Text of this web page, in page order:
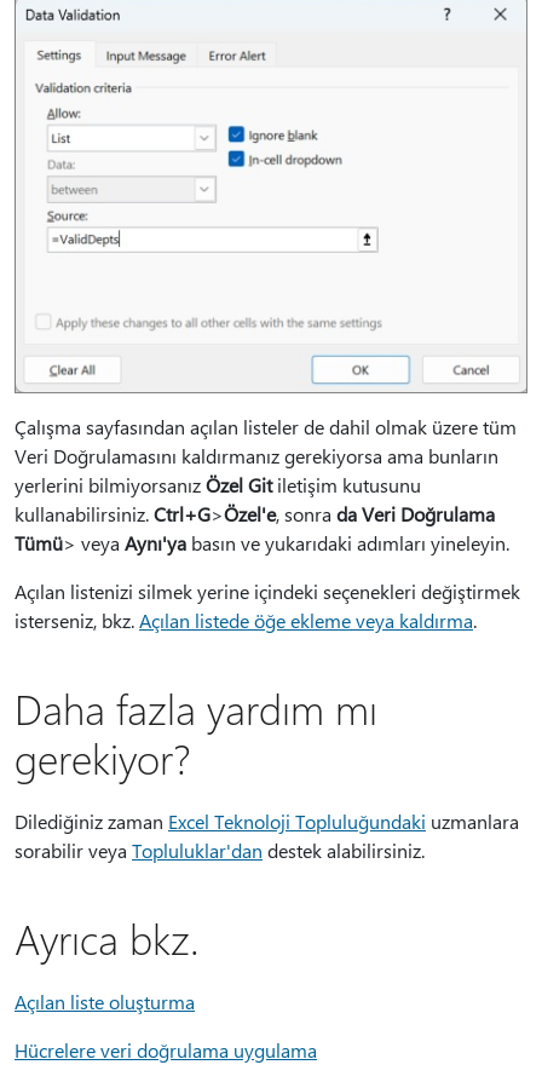
Çalışma sayfasından açılan listeler de dahil olmak üzere tüm
Veri Doğrulamasını kaldırmanız gerekiyorsa ama bunların
yerlerini bilmiyorsanızÖzel Gitiletişim kutusunu
kullanabilirsiniz.Ctrl+G>Özel'e, sonra da Veri Doğrulama
Tümü> veya Aynı'ya basın ve yukarıdaki adımları yineleyin.
Açılan listenizi silmek yerine içindeki seçenekleri değiştirmek
isterseniz, bkz.Açılan listede öğe ekleme veya kaldırma.
Daha fazla yardım mı
gerekiyor?
Dilediğiniz zaman Excel Teknoloji Topluluğundaki uzmanlara
sorabilir veya Topluluklar'dan destek alabilirsiniz.
Ayrıca bkz.
Açılan liste oluşturma
Hücrelere veri doğrulama uygulama